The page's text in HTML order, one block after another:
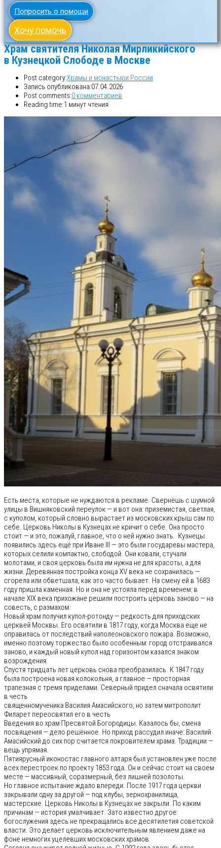
Попросить о помощи
Хочу помочь
Храм святителя Николая Мирликийского
в Кузнецкой Слободе в Москве
Post category:Храмы и монастыри России
Запись опубликована:07.04.2026
Post comments:0 комментариев
Reading time:1 минут чтения
Есть места, которые не нуждаются в рекламе. Свернёшь с шумной
улицы в Вишняковский переулок — и вот она: приземистая, светлая,
с куполом, который словно вырастает из московских крыш сам по
себе. Церковь Николы в Кузнецах не кричит о себе. Она просто
стоит — и это, пожалуй, главное, что о ней нужно знать. Кузнецы
появились здесь ещё при Иване III — это были государевы мастера,
которых селили компактно, слободой. Они ковали, стучали
молотами, и своя церковь была им нужна не для красоты, а для
жизни. Деревянная постройка конца XV века не сохранилась —
сгорела или обветшала, как это часто бывает. На смену ей в 1683
году пришла каменная. Но и она не устояла перед временем: в
начале XIX века прихожане решили построить церковь заново — на
совесть, с размахом.
Новый храм получил купол-ротонду — редкость для приходских
церквей Москвы. Его освятили в 1817 году, когда Москва еще не
оправилась от последствий наполеоновского пожара. Возможно,
именно поэтому торжество было особенным: город отстраивался
заново, и каждый новый купол над горизонтом казался знаком
возрождения.
Спустя тридцать лет церковь снова преобразилась. К 1847 году
была построена новая колокольня, а главное — просторная
трапезная с тремя приделами. Северный придел сначала освятили
в честь
священномученика Василия Амасийского, но затем митрополит
Филарет переосвятил его в честь
Введения во храм Пресвятой Богородицы. Казалось бы, смена
посвящения — дело решённое. Но приход рассудил иначе: Василий
Амасийский до сих пор считается покровителем храма. Традиции —
вещь упрямая.
Пятиярусный иконостас главного алтаря был установлен уже после
всех перестроек по проекту 1853 года. Он и сейчас стоит на своем
месте — массивный, соразмерный, без лишней позолоты.
Но главное испытание ждало впереди. После 1917 года церкви
закрывали одну за другой — под клубы, зернохранилища,
мастерские. Церковь Николы в Кузнецах не закрыли. По каким
причинам — история умалчивает. Зато известно другое:
богослужения здесь не прекращались все десятилетия советской
власти. Это делает церковь исключительным явлением даже на
фоне немногих уцелевших московских храмов.